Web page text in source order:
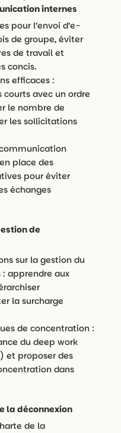
internes
pour l’envoi d’e-
de groupe, éviter
de travail et
concis.
efficaces :
avec un ordre
le nombre de
les sollicitations
place des
pour éviter
échanges
de
sur la gestion du
apprendre aux
la surcharge
de concentration :
du deep work
et proposer des
dans
la déconnexion
de la